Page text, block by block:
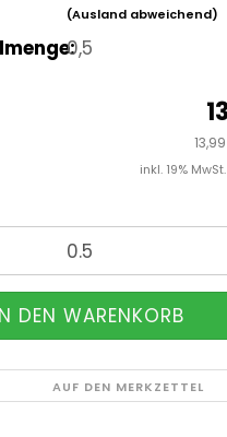
(Ausland abweichend)
0,5
inkl. 19%
AUF DEN MERKZETTEL